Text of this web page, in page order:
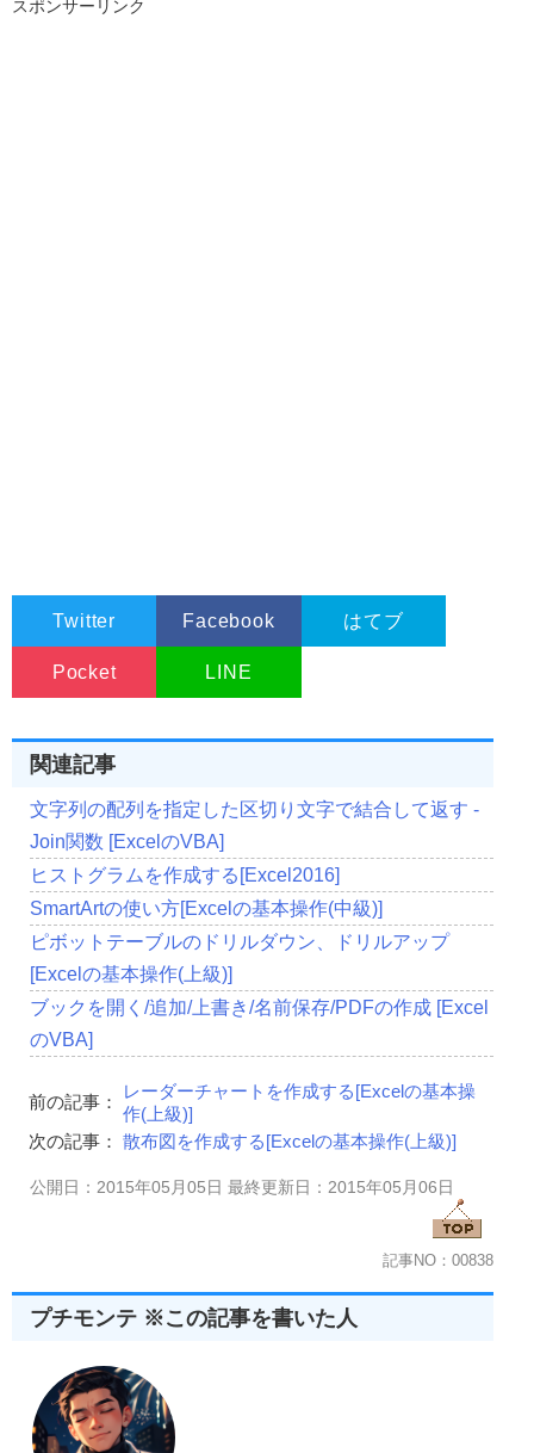
スポンサーリンク
Twitter Facebook はてブ
Pocket LINE
関連記事
文字列の配列を指定した区切り文字で結合して返す -
Join関数 [ExcelのVBA]
ヒストグラムを作成する[Excel2016]
SmartArtの使い方[Excelの基本操作(中級)]
ピボットテーブルのドリルダウン、ドリルアップ
[Excelの基本操作(上級)]
ブックを開く/追加/上書き/名前保存/PDFの作成 [Excel
のVBA]
前の記事：
レーダーチャートを作成する[Excelの基本操
作(上級)]
次の記事： 散布図を作成する[Excelの基本操作(上級)]
公開日：2015年05月05日 最終更新日：2015年05月06日
記事NO：00838
プチモンテ ※この記事を書いた人